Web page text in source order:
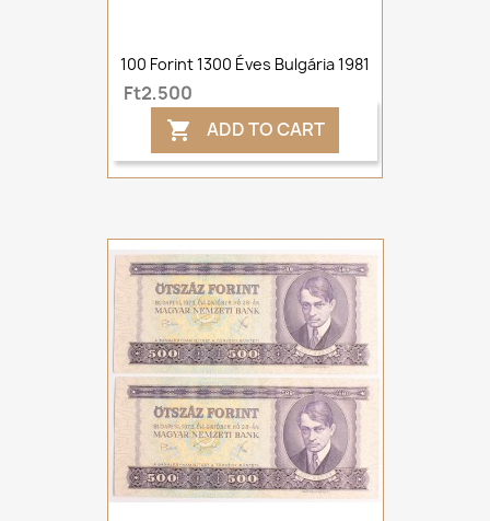
100 Forint 1300 Éves Bulgária 1981
Ft2,500
 ADD TO CART